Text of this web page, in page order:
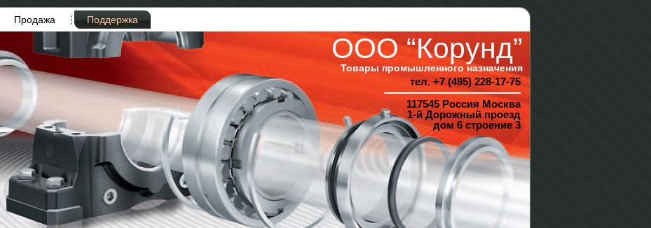
Продажа Поддержка
ООО “Корунд”
Товары промышленного назначения
тел. +7 (495) 228-17-75
117545 Россия Москва
1-й Дорожный проезд
дом 6 строение 3